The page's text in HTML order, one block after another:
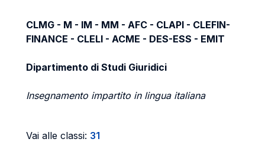
CLMG - M - IM - MM - AFC - CLAPI - CLEFIN-
FINANCE - CLELI - ACME - DES-ESS - EMIT
Dipartimento di Studi Giuridici
Insegnamento impartito in lingua italiana
Vai alle classi: 31